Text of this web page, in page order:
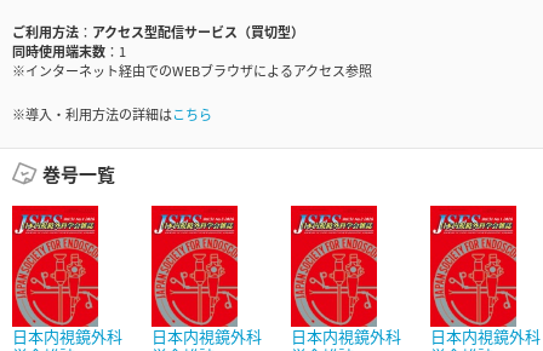
ご利用方法
アクセス型配信サービス（買切型）
同時使用端末数
1
※インターネット経由でのWEBブラウザによるアクセス参照
※導入・利用方法の詳細はこちら
巻号一覧
日本内視鏡外科
日本内視鏡外科
日本内視鏡外科
日本内視鏡外科